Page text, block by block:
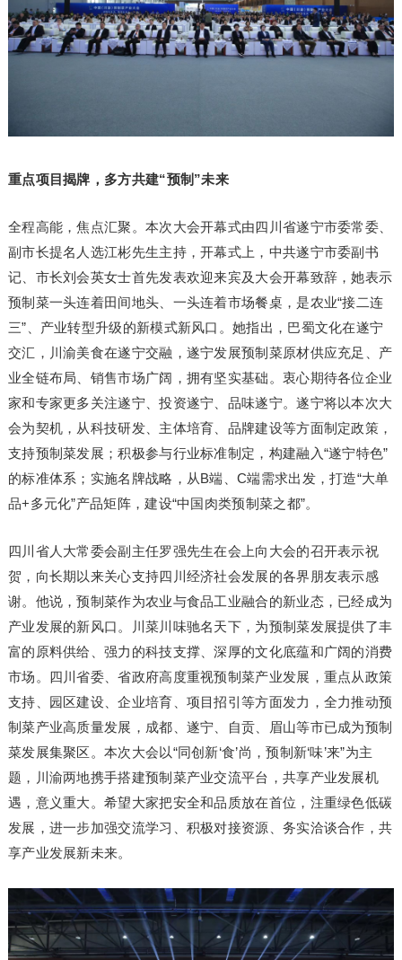
重点项目揭牌，多方共建“预制”未来
全程高能，焦点汇聚。本次大会开幕式由四川省遂宁市委常委、
副市长提名人选江彬先生主持，开幕式上，中共遂宁市委副书
记、市长刘会英女士首先发表欢迎来宾及大会开幕致辞，她表示
预制菜一头连着田间地头、一头连着市场餐桌，是农业“接二连
三”、产业转型升级的新模式新风口。她指出，巴蜀文化在遂宁
交汇，川渝美食在遂宁交融，遂宁发展预制菜原材供应充足、产
业全链布局、销售市场广阔，拥有坚实基础。衷心期待各位企业
家和专家更多关注遂宁、投资遂宁、品味遂宁。遂宁将以本次大
会为契机，从科技研发、主体培育、品牌建设等方面制定政策，
支持预制菜发展；积极参与行业标准制定，构建融入“遂宁特色”
的标准体系；实施名牌战略，从B端、C端需求出发，打造“大单
品+多元化”产品矩阵，建设“中国肉类预制菜之都”。
四川省人大常委会副主任罗强先生在会上向大会的召开表示祝
贺，向长期以来关心支持四川经济社会发展的各界朋友表示感
谢。他说，预制菜作为农业与食品工业融合的新业态，已经成为
产业发展的新风口。川菜川味驰名天下，为预制菜发展提供了丰
富的原料供给、强力的科技支撑、深厚的文化底蕴和广阔的消费
市场。四川省委、省政府高度重视预制菜产业发展，重点从政策
支持、园区建设、企业培育、项目招引等方面发力，全力推动预
制菜产业高质量发展，成都、遂宁、自贡、眉山等市已成为预制
菜发展集聚区。本次大会以“同创新‘食’尚，预制新‘味’来”为主
题，川渝两地携手搭建预制菜产业交流平台，共享产业发展机
遇，意义重大。希望大家把安全和品质放在首位，注重绿色低碳
发展，进一步加强交流学习、积极对接资源、务实洽谈合作，共
享产业发展新未来。